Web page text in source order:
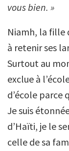
vous bien. »
Niamh, la fille
à retenir ses
Surtout au
exclue à
d’école parce
Je suis
d’Haïti, je le
celle de sa